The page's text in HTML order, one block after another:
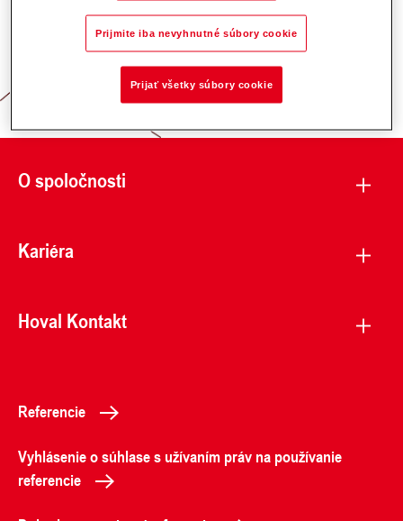
Zodpovednosť za energiu a životné
prostredie
O spoločnosti
Kariéra
Hoval Kontakt
Referencie
Vyhlásenie o súhlase s užívaním práv na používanie
referencie
Prijmite iba nevyhnutné súbory cookie
Prijať všetky súbory cookie